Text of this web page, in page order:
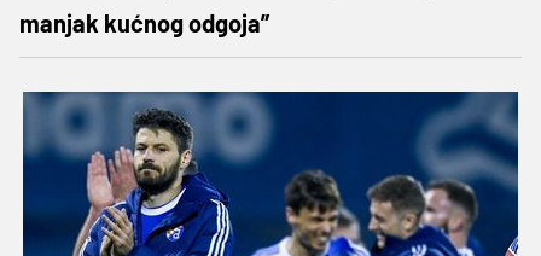
manjak kućnog odgoja”